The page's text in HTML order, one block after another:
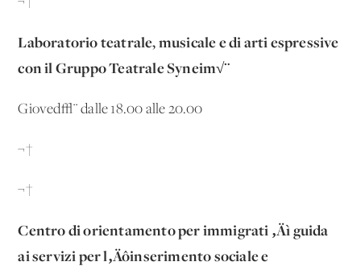
Laboratorio teatrale, musicale e di arti espressive
con il Gruppo Teatrale Syneim√¨
Gioved√¨ dalle 18.00 alle 20.00
¬†
¬†
Centro di orientamento per immigrati ‚Äì guida
ai servizi per l‚Äôinserimento sociale e